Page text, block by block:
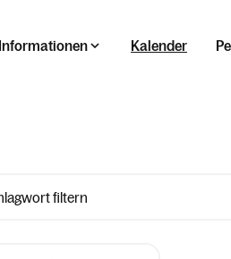
Informationen Kalender